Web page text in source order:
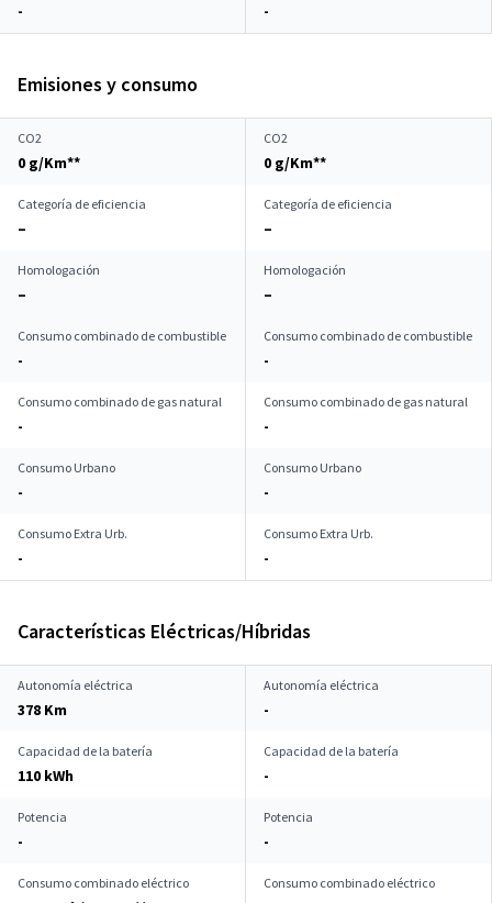
- -
Emisiones y consumo
CO2
0 g/Km**
CO2
0 g/Km**
Categoría de eficiencia
–
Categoría de eficiencia
–
Homologación
–
Homologación
–
Consumo combinado de combustible
-
Consumo combinado de combustible
-
Consumo combinado de gas natural
-
Consumo combinado de gas natural
-
Consumo Urbano
-
Consumo Urbano
-
Consumo Extra Urb.
-
Consumo Extra Urb.
-
Características Eléctricas/Híbridas
Autonomía eléctrica
378 Km
Autonomía eléctrica
-
Capacidad de la batería
110 kWh
Capacidad de la batería
-
Potencia
-
Potencia
-
Consumo combinado eléctrico Consumo combinado eléctrico